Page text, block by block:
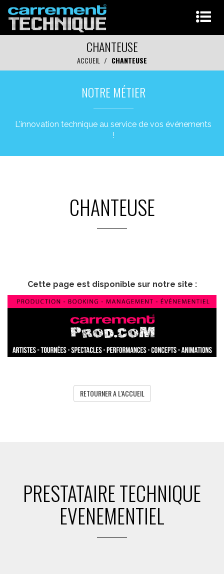
CHANTEUSE
ACCUEIL CHANTEUSE
NOTRE MÉTIER
L'innovation technique au service de vos événements
!
CHANTEUSE
Cette page est disponible sur notre site :
RETOURNER A L'ACCUEIL
PRESTATAIRE TECHNIQUE
EVENEMENTIEL